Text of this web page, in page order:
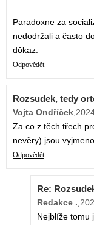
Paradoxne za
nedodržali a často
dôkaz.
Odpovědět
Rozsudek, tedy
Vojta Ondříček,
Za co z těch třech
nevěry) jsou
Odpovědět
Re:
Redakce .,
Nejblíže tomu